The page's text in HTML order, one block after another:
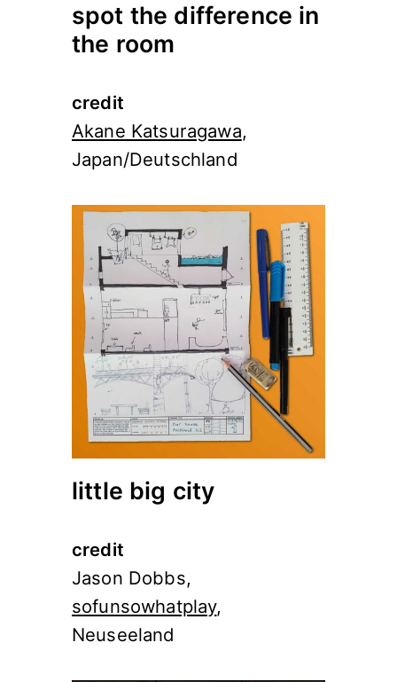
spot the difference in
the room
credit
Akane Katsuragawa,
Japan/Deutschland
little big city
credit
Jason Dobbs,
sofunsowhatplay,
Neuseeland